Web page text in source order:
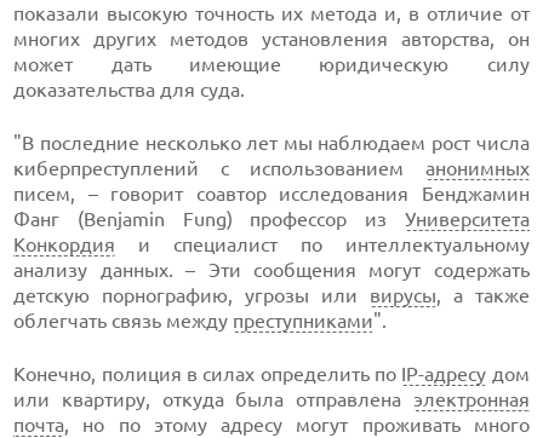
показали высокую точность их метода и, в отличие от
многих других методов установления авторства, он
может дать имеющие юридическую силу
доказательства для суда.
"В последние несколько лет мы наблюдаем рост числа
киберпреступлений с использованием анонимных
писем, – говорит соавтор исследования Бенджамин
Фанг (Benjamin Fung) профессор из Университета
Конкордия и специалист по интеллектуальному
анализу данных. – Эти сообщения могут содержать
детскую порнографию, угрозы или вирусы, а также
облегчать связь между преступниками".
Конечно, полиция в силах определить по IP-адресу дом
или квартиру, откуда была отправлена электронная
почта, но по этому адресу могут проживать много